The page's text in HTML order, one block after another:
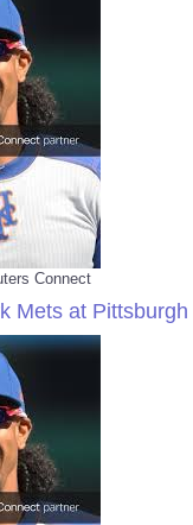
Connect
Mets at